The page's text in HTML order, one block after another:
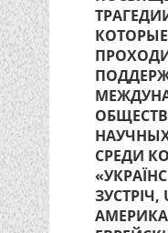
СРЕДИ
ЗУСТРІЧ,